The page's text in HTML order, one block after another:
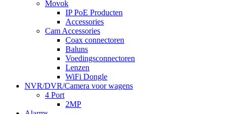
Movok
IP PoE Producten
Accessories
Cam Accessories
Coax connectoren
Baluns
Voedingsconnectoren
Lenzen
WiFi Dongle
NVR/DVR/Camera voor wagens
4 Port
2MP